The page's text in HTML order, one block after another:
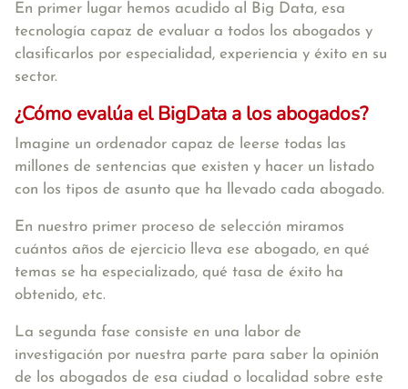
En primer lugar hemos acudido al Big Data, esa
tecnología capaz de evaluar a todos los abogados y
clasificarlos por especialidad, experiencia y éxito en su
sector.
¿Cómo evalúa el BigData a los abogados?
Imagine un ordenador capaz de leerse todas las
millones de sentencias que existen y hacer un listado
con los tipos de asunto que ha llevado cada abogado.
En nuestro primer proceso de selección miramos
cuántos años de ejercicio lleva ese abogado, en qué
temas se ha especializado, qué tasa de éxito ha
obtenido, etc.
La segunda fase consiste en una labor de
investigación por nuestra parte para saber la opinión
de los abogados de esa ciudad o localidad sobre este